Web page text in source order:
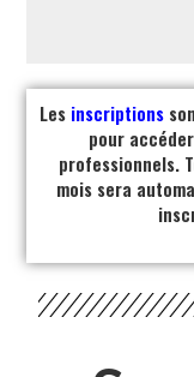
Les inscriptions
pour
professionnels.
mois sera